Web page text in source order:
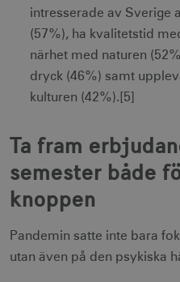
intresserade av Sverige
(57%), ha kvalitetstid
närhet med naturen
dryck (46%) samt
kulturen (42%).[5]
Ta fram
semester både
knoppen
Pandemin satte inte bara
utan även på den psykiska